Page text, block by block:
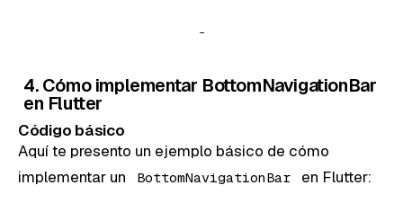
4. Cómo implementar BottomNavigationBar
en Flutter
Código básico
Aquí te presento un ejemplo básico de cómo
implementar un
BottomNavigationBar en Flutter: